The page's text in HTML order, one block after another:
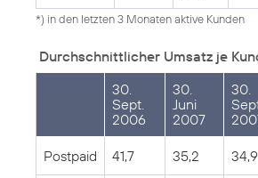
*) in den letzten 3 Monaten aktive Kunden
Durchschnittlicher Umsatz je
30.
Sept.
2006
30.
Juni
2007
30.
Postpaid 41,7 35,2 34,9